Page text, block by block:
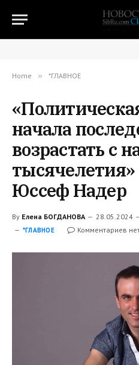
Home » *ГЛАВНОЕ
начала
возрастать с
тысячелетия»
Юссеф Надер
By Елена БОГДАНОВА 28.05.2024
*ГЛАВНОЕ Комментариев